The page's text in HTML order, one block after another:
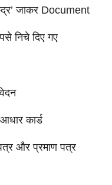
जाकर Document
निचे दिए गए
कार्ड
और प्रमाण पत्र